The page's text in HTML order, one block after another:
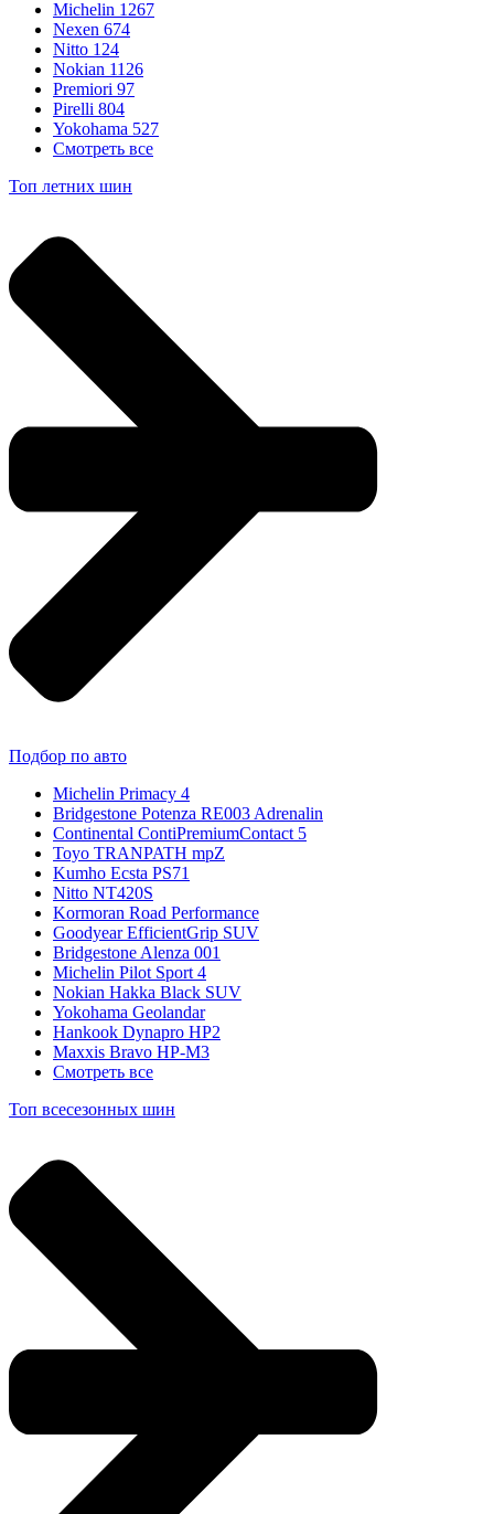
Michelin 1267
Nexen 674
Nitto 124
Nokian 1126
Premiori 97
Pirelli 804
Yokohama 527
Смотреть все
Топ летних шин
Подбор по авто
Michelin Primacy 4
Bridgestone Potenza RE003 Adrenalin
Continental ContiPremiumContact 5
Toyo TRANPATH mpZ
Kumho Ecsta PS71
Nitto NT420S
Kormoran Road Performance
Goodyear EfficientGrip SUV
Bridgestone Alenza 001
Michelin Pilot Sport 4
Nokian Hakka Black SUV
Yokohama Geolandar
Hankook Dynapro HP2
Maxxis Bravo HP-M3
Смотреть все
Топ всесезонных шин